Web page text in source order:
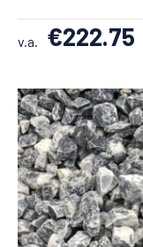
v.a. €222.75